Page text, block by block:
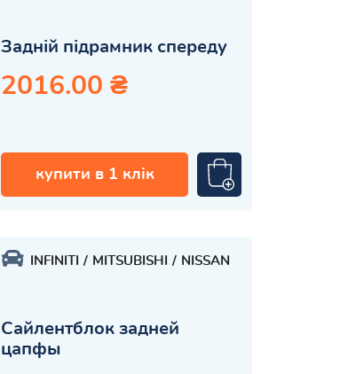
Задній підрамник спереду
2016.00 ₴
купити в 1 клік
INFINITI MITSUBISHI NISSAN
Сайлентблок задней
цапфы